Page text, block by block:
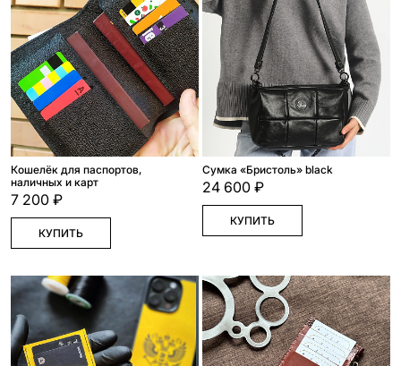
Кошелёк для паспортов,
наличных и карт
7 200 ₽
КУПИТЬ
Сумка «Бристоль» black
24 600 ₽
КУПИТЬ